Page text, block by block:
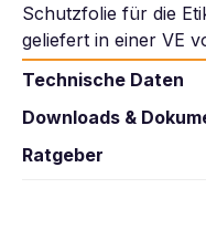
Schutzfolie für die
geliefert in einer VE
Technische Daten
Downloads &
Ratgeber